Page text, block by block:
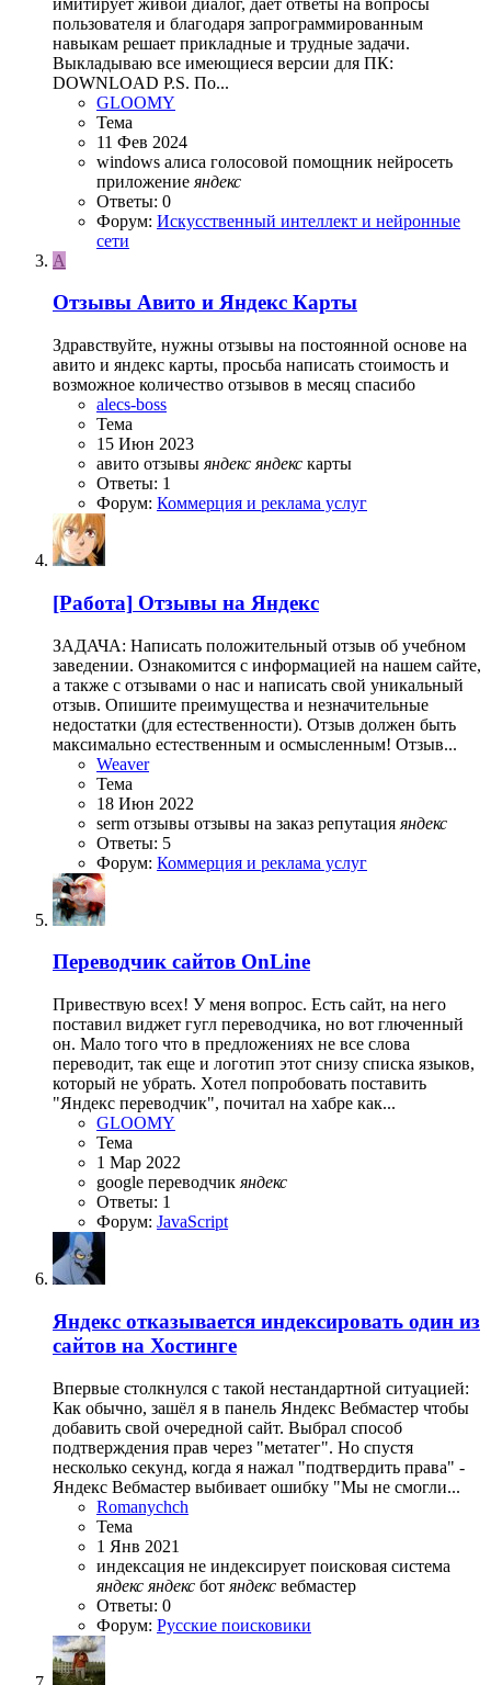
пользователя и благодаря запрограммированным
навыкам решает прикладные и трудные задачи.
Выкладываю все имеющиеся версии для ПК:
DOWNLOAD P.S. По...
GLOOMY
Тема
11 Фев 2024
windows алиса голосовой помощник нейросеть
приложение яндекс
Ответы: 0
Форум: Искусственный интеллект и нейронные
сети
A
Отзывы Авито и Яндекс Карты
Здравствуйте, нужны отзывы на постоянной основе на
авито и яндекс карты, просьба написать стоимость и
возможное количество отзывов в месяц спасибо
alecs-boss
Тема
15 Июн 2023
авито отзывы яндекс яндекс карты
Ответы: 1
Форум: Коммерция и реклама услуг
[Работа] Отзывы на Яндекс
ЗАДАЧА: Написать положительный отзыв об учебном
заведении. Ознакомится с информацией на нашем сайте,
а также с отзывами о нас и написать свой уникальный
отзыв. Опишите преимущества и незначительные
недостатки (для естественности). Отзыв должен быть
максимально естественным и осмысленным! Отзыв...
Weaver
Тема
18 Июн 2022
serm отзывы отзывы на заказ репутация яндекс
Ответы: 5
Форум: Коммерция и реклама услуг
Переводчик сайтов OnLine
Привествую всех! У меня вопрос. Есть сайт, на него
поставил виджет гугл переводчика, но вот глюченный
он. Мало того что в предложениях не все слова
переводит, так еще и логотип этот снизу списка языков,
который не убрать. Xотел попробовать поставить
"Яндекс переводчик", почитал на хабре как...
GLOOMY
Тема
1 Мар 2022
google переводчик яндекс
Ответы: 1
Форум: JavaScript
Яндекс отказывается индексировать один из
сайтов на Хостинге
Впервые столкнулся с такой нестандартной ситуацией:
Как обычно, зашёл я в панель Яндекс Вебмастер чтобы
добавить свой очередной сайт. Выбрал способ
подтверждения прав через "метатег". Но спустя
несколько секунд, когда я нажал "подтвердить права" -
Яндекс Вебмастер выбивает ошибку "Мы не смогли...
Romanychch
Тема
1 Янв 2021
индексация не индексирует поисковая система
яндекс яндекс бот яндекс вебмастер
Ответы: 0
Форум: Русские поисковики